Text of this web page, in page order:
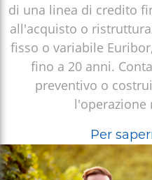
di una linea di credito
all'acquisto o
fisso o variabile
fino a 20 anni.
preventivo o
l'operazione
Per